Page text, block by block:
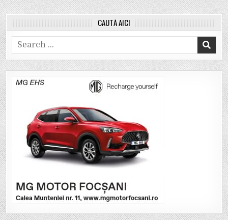
CAUTĂ AICI
Search
for: